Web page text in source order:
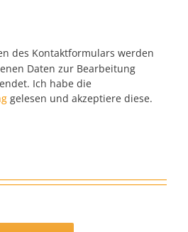
des Kontaktformulars werden
Daten zur Bearbeitung
Ich habe die
gelesen und akzeptiere diese.